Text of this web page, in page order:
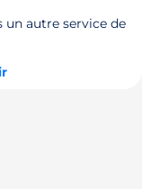
un autre service de